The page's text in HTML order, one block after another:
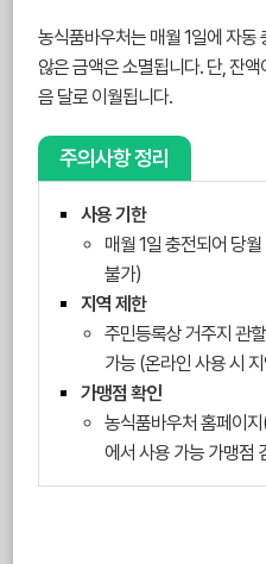
농식품바우처는 매월 1일에 자동
않은 금액은 소멸됩니다. 단, 잔
음 달로 이월됩니다.
주의사항 정리
사용 기한
매월 1일 충전되어 당
불가)
지역 제한
주민등록상 거주지 관
가능 (온라인 사용 시
가맹점 확인
농식품바우처 홈페이
에서 사용 가능 가맹점